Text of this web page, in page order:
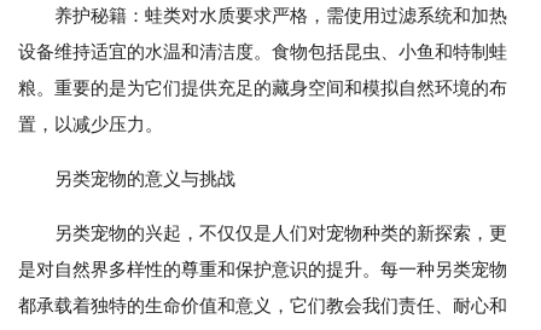
养护秘籍：蛙类对水质要求严格，需使用过滤系统和加热
设备维持适宜的水温和清洁度。食物包括昆虫、小鱼和特制蛙
粮。重要的是为它们提供充足的藏身空间和模拟自然环境的布
置，以减少压力。
另类宠物的意义与挑战
另类宠物的兴起，不仅仅是人们对宠物种类的新探索，更
是对自然界多样性的尊重和保护意识的提升。每一种另类宠物
都承载着独特的生命价值和意义，它们教会我们责任、耐心和